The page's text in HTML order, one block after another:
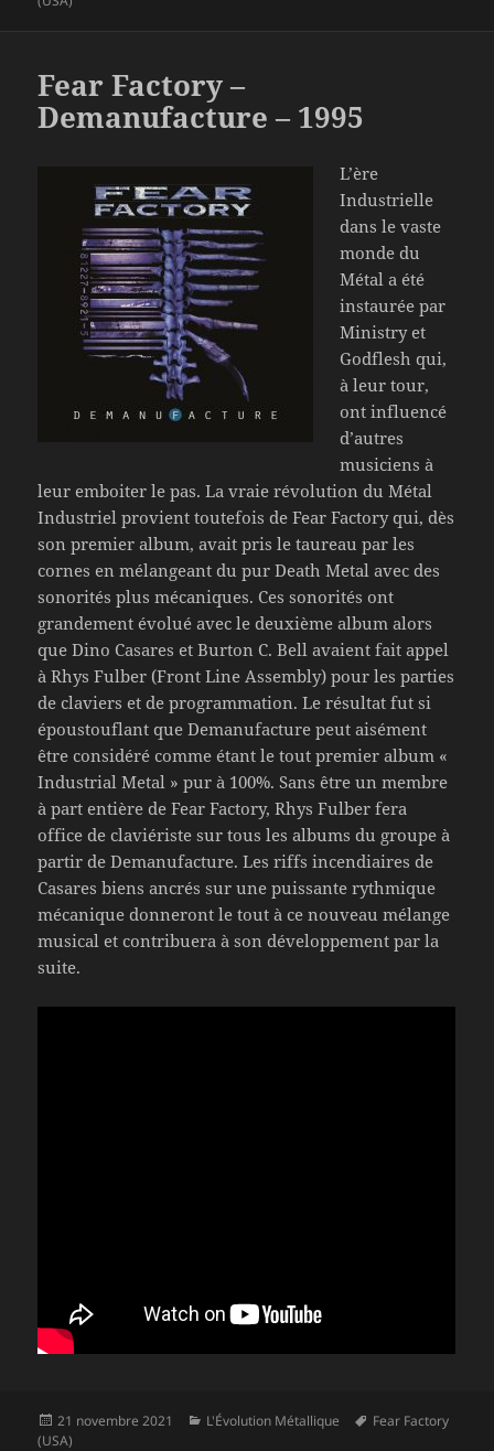
Fear Factory –
Demanufacture – 1995
L’ère
Industrielle
dans le vaste
monde du
Métal a été
instaurée par
Ministry et
Godflesh qui,
à leur tour,
ont influencé
d’autres
musiciens à
leur emboiter le pas. La vraie révolution du Métal
Industriel provient toutefois de Fear Factory qui, dès
son premier album, avait pris le taureau par les
cornes en mélangeant du pur Death Metal avec des
sonorités plus mécaniques. Ces sonorités ont
grandement évolué avec le deuxième album alors
que Dino Casares et Burton C. Bell avaient fait appel
à Rhys Fulber (Front Line Assembly) pour les parties
de claviers et de programmation. Le résultat fut si
époustouflant que Demanufacture peut aisément
être considéré comme étant le tout premier album «
Industrial Metal » pur à 100%. Sans être un membre
à part entière de Fear Factory, Rhys Fulber fera
office de claviériste sur tous les albums du groupe à
partir de Demanufacture. Les riffs incendiaires de
Casares biens ancrés sur une puissante rythmique
mécanique donneront le tout à ce nouveau mélange
musical et contribuera à son développement par la
suite.
Publié
le
21 novembre 2021 Catégories
L'Évolution Métallique
Mots-
Fear Factory
(USA)